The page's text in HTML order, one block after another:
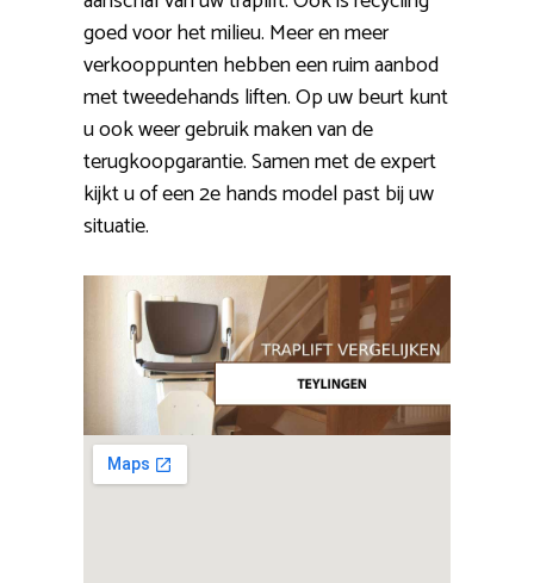
goed voor het milieu. Meer en meer
verkooppunten hebben een ruim aanbod
met tweedehands liften. Op uw beurt kunt
u ook weer gebruik maken van de
terugkoopgarantie. Samen met de expert
kijkt u of een 2e hands model past bij uw
situatie.